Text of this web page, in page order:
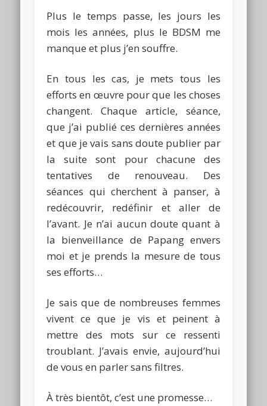
Plus le temps passe, les jours les
mois les années, plus le BDSM me
manque et plus j’en souffre.
En tous les cas, je mets tous les
efforts en œuvre pour que les choses
changent. Chaque article, séance,
que j’ai publié ces dernières années
et que je vais sans doute publier par
la suite sont pour chacune des
tentatives de renouveau. Des
séances qui cherchent à panser, à
redécouvrir, redéfinir et aller de
l’avant. Je n’ai aucun doute quant à
la bienveillance de Papangenvers
moi et je prends la mesure de tous
ses efforts…
Je sais que de nombreuses femmes
vivent ce que je vis et peinentà
mettre des mots sur ce ressenti
troublant. J’avais envie, aujourd’hui
de vous en parler sans filtres.
À très bientôt, c’est une promesse…